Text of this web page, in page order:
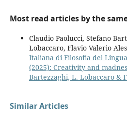
Most read articles by the
Claudio Paolucci, Stefano
Lobaccaro, Flavio Valerio
Italiana di Filosofia del
(2025): Creativity and
Bartezzaghi, L. Lobaccaro &
Similar Articles